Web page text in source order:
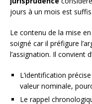
jours à un mois est
Le contenu de la mise
soigné car il préfigure
l’assignation. Il convient
L’identification
valeur nominale,
Le rappel